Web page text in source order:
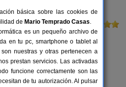
de Villageriz
básica sobre las cookies de
de Mario Temprado Casas.
es un pequeño archivo de
en tu pc, smartphone o tablet al
nuestras y otras pertenecen a
prestan servicios. Las activadas
funcione correctamente son las
de tu autorización. Al pulsar